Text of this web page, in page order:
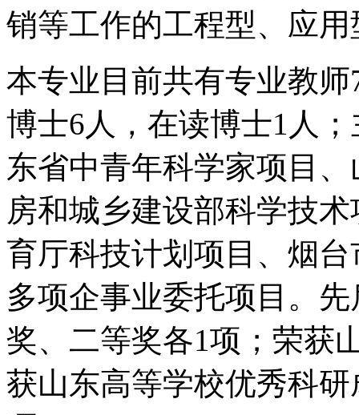
销等工作的工程型、应
本专业目前共有专业教
博士6人，在读博士1人
东省中青年科学家项目
房和城乡建设部科学技
育厅科技计划项目、烟
多项企事业委托项目。
奖、二等奖各1项；荣获
获山东高等学校优秀科